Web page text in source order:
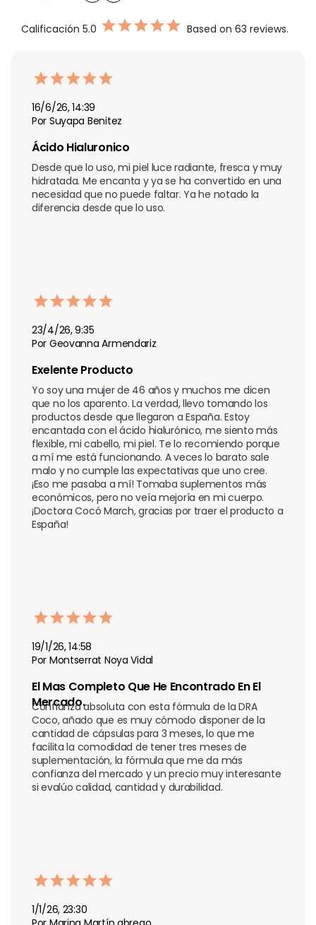
Calificación 5.0 Based on 63 reviews.
16/6/26, 14:39
Por Suyapa Benitez
Ácido Hialuronico
Desde que lo uso, mi piel luce radiante, fresca y muy
hidratada. Me encanta y ya se ha convertido en una
necesidad que no puede faltar. Ya he notado la
diferencia desde que lo uso.
23/4/26, 9:35
Por Geovanna Armendariz
Exelente Producto
Yo soy una mujer de 46 años y muchos me dicen
que no los aparento. La verdad, llevo tomando los
productos desde que llegaron a España. Estoy
encantada con el ácido hialurónico, me siento más
flexible, mi cabello, mi piel. Te lo recomiendo porque
a mí me está funcionando. A veces lo barato sale
malo y no cumple las expectativas que uno cree.
¡Eso me pasaba a mí! Tomaba suplementos más
económicos, pero no veía mejoría en mi cuerpo.
¡Doctora Cocó March, gracias por traer el producto a
España!
19/1/26, 14:58
Por Montserrat Noya Vidal
El Mas Completo Que He Encontrado En El
Mercado.
Confianza absoluta con esta fórmula de la DRA
Coco, añado que es muy cómodo disponer de la
cantidad de cápsulas para 3 meses, lo que me
facilita la comodidad de tener tres meses de
suplementación, la fórmula que me da más
confianza del mercado y un precio muy interesante
si evalúo calidad, cantidad y durabilidad.
1/1/26, 23:30